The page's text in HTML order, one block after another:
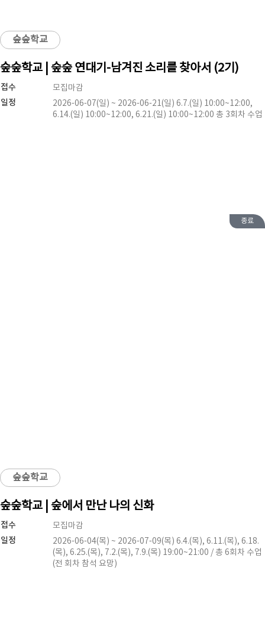
숲숲학교
숲숲학교 | 숲숲 연대기-남겨진 소리를 찾아서 (2기)
접수 모집마감
일정
2026-06-07(일) ~ 2026-06-21(일) 6.7.(일) 10:00~12:00,
6.14.(일) 10:00~12:00, 6.21.(일) 10:00~12:00 총 3회차 수업
종료
숲숲학교
숲숲학교 | 숲에서 만난 나의 신화
접수 모집마감
일정
2026-06-04(목) ~ 2026-07-09(목) 6.4.(목), 6.11.(목), 6.18.
(목), 6.25.(목), 7.2.(목), 7.9.(목) 19:00~21:00 / 총 6회차 수업
(전 회차 참석 요망)